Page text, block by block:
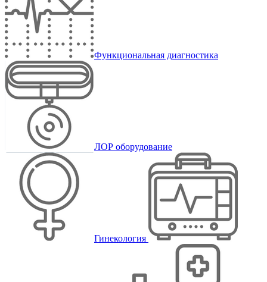
Функциональная диагностика
ЛОР оборудование
Гинекология